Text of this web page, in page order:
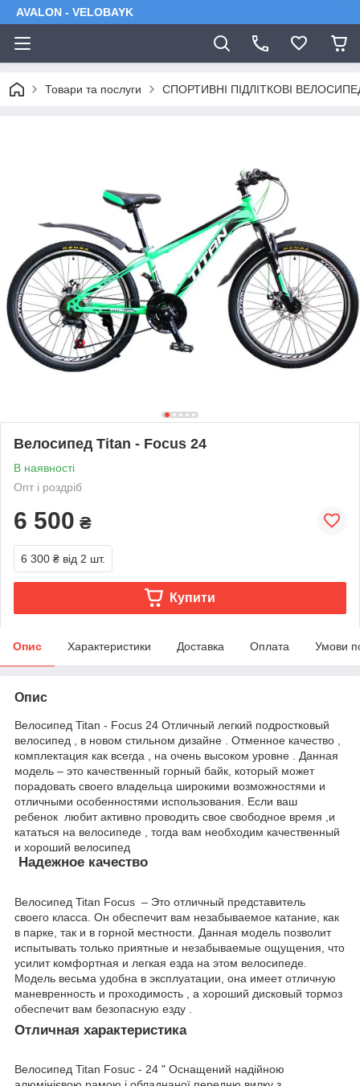
AVALON - VELOBAYK
Товари та послуги СПОРТИВНІ ПІДЛІТКОВІ
Велосипед Titan - Focus 24
В наявності
Опт і роздріб
6 500 ₴
6 300 ₴ від 2 шт.
Купити
Опис Характеристики Доставка Оплата Умови
Опис
Велосипед Titan - Focus 24 Отличный легкий подростковый
велосипед , в новом стильном дизайне . Отменное качество ,
комплектация как всегда , на очень высоком уровне . Данная
модель – это качественный горный байк, который может
порадовать своего владельца широкими возможностями и
отличными особенностями использования. Если ваш
ребенок любит активно проводить свое свободное время ,и
кататься на велосипеде , тогда вам необходим качественный
и хороший велосипед
Надежное качество
Велосипед Titan Focus – Это отличный представитель
своего класса. Он обеспечит вам незабываемое катание, как
в парке, так и в горной местности. Данная модель позволит
испытывать только приятные и незабываемые ощущения, что
усилит комфортная и легкая езда на этом велосипеде.
Модель весьма удобна в эксплуатации, она имеет отличную
маневренность и проходимость , а хороший дисковый тормоз
обеспечит вам безопасную езду .
Отличная характеристика
Велосипед Titan Fosuc - 24 " Оснащений надійною